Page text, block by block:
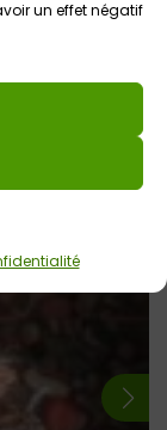
un effet négatif
à des